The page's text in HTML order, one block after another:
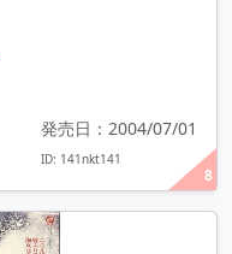
8
発売日：2004/07/01
ID: 141nkt141